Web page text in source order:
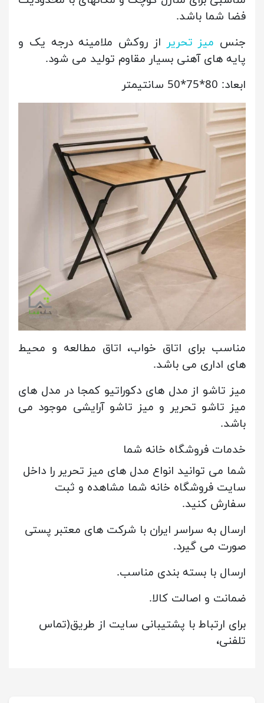
فضا شما باشد.
جنس میز تحریر از روکش ملامینه درجه یک و
پایه های آهنی بسیار مقاوم تولید می شود.
ابعاد: 80*75*50 سانتیمتر
مناسب برای اتاق خواب، اتاق مطالعه و محیط
های اداری می باشد.
میز تاشو از مدل های دکوراتیو کمجا در مدل های
میز تاشو تحریر و میز تاشو آرایشی موجود می
باشد.
خدمات فروشگاه خانه شما
شما می توانید انواع مدل های میز تحریر را داخل
سایت فروشگاه خانه شما مشاهده و ثبت
سفارش کنید.
ارسال به سراسر ایران با شرکت های معتبر پستی
صورت می گیرد.
ارسال با بسته بندی مناسب.
ضمانت و اصالت کالا.
برای ارتباط با پشتیبانی سایت از طریق(تماس
تلفنی،